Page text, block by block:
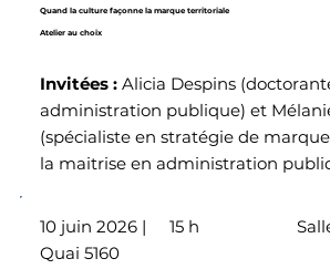
Quand la culture façonne la marque territoriale
Atelier au choix
Invitées :Alicia Despins
administration publique) et
(spécialiste en stratégie de
la maitrise en administration
15 h
10 juin 2026 |
Quai 5160